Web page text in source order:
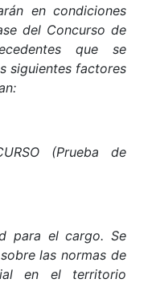
en condiciones
del Concurso de
que se
siguientes factores
(Prueba
de
para el cargo. Se
las normas de
en el territorio